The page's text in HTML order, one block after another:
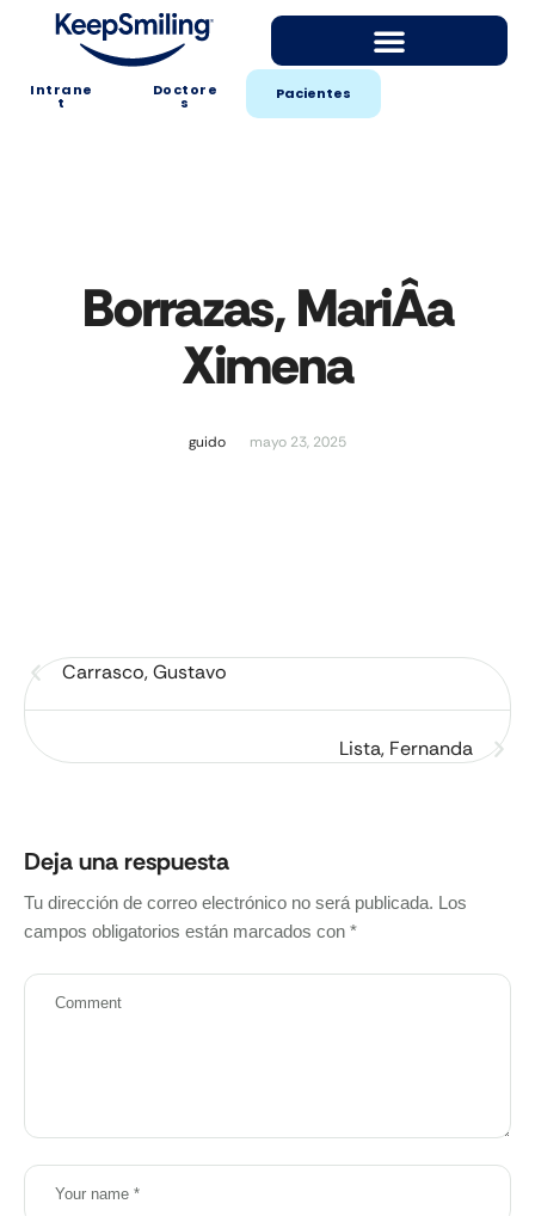
Intrane
t
Doctore
s Pacientes
Borrazas, MariÂ­a
Ximena
guido mayo 23, 2025
Carrasco, Gustavo
Lista, Fernanda
Deja una respuesta
Tu dirección de correo electrónico no será publicada. Los
campos obligatorios están marcados con *